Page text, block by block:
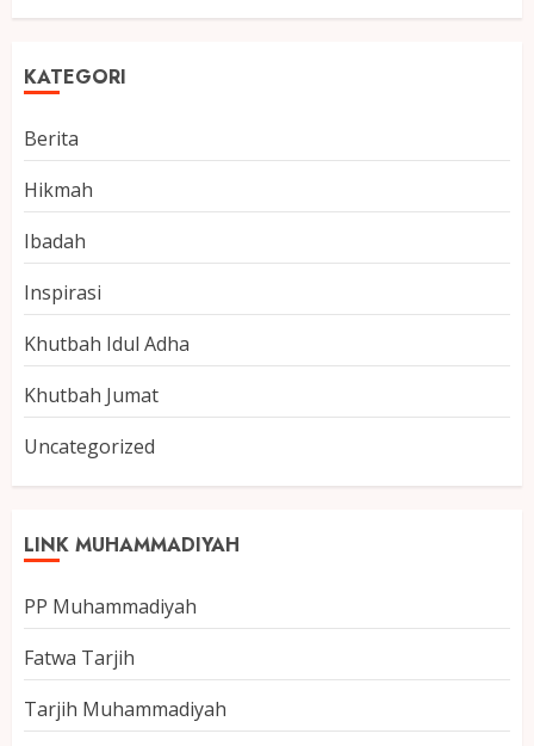
KATEGORI
Berita
Hikmah
Ibadah
Inspirasi
Khutbah Idul Adha
Khutbah Jumat
Uncategorized
LINK MUHAMMADIYAH
PP Muhammadiyah
Fatwa Tarjih
Tarjih Muhammadiyah